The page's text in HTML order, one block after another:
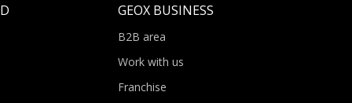
GEOX BUSINESS
B2B area
Work with us
Franchise